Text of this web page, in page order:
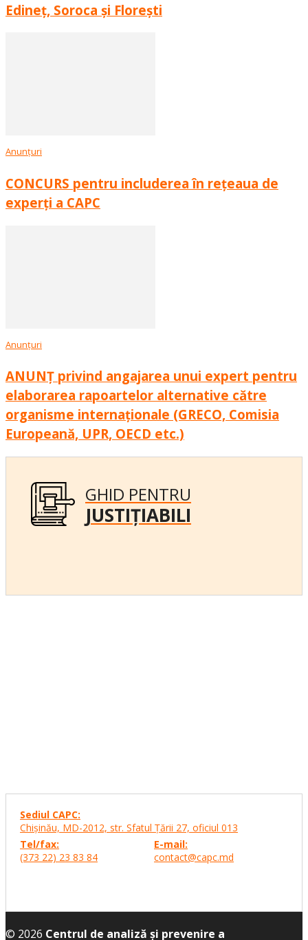
Edineț, Soroca și Florești
Anunțuri
CONCURS pentru includerea în rețeaua de
experți a CAPC
Anunțuri
ANUNȚ privind angajarea unui expert pentru
elaborarea rapoartelor alternative către
organisme internaționale (GRECO, Comisia
Europeană, UPR, OECD etc.)
GHID PENTRU
JUSTIȚIABILI
Sediul CAPC:
Chişinău, MD-2012, str. Sfatul Ţării 27, oficiul 013
Tel/fax:
(373 22) 23 83 84
E-mail:
contact@capc.md
© 2026 Centrul de analiză și prevenire a